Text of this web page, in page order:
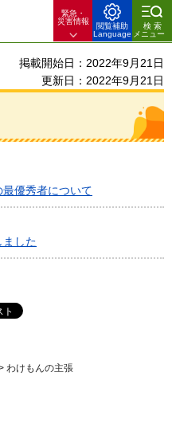
緊急・
災害情報
閲覧補助
Language
検索
メニュー
掲載開始日：2022年9月21日
更新日：2022年9月21日
最優秀者について
ました
わけもんの主張